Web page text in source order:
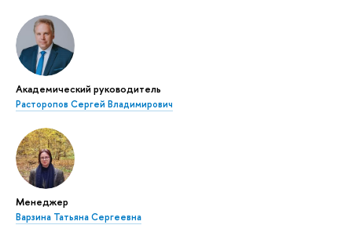
Академический руководитель
Расторопов Сергей Владимирович
Менеджер
Варзина Татьяна Сергеевна